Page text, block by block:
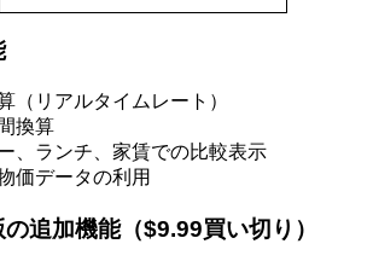
（リアルタイムレート）
換算
、ランチ、家賃での比較表示
価データの利用
追加機能（$9.99買い切り）